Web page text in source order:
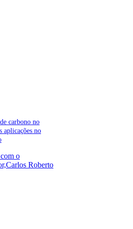
carbono no
aplicações no
o
Roberto